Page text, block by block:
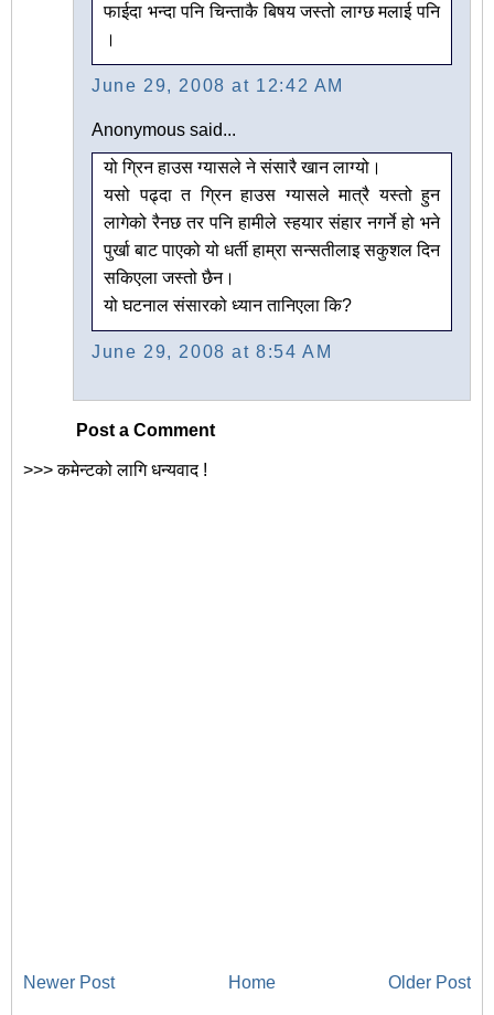
फाईदा भन्दा पनि चिन्ताकै बिषय जस्तो लाग्छ मलाई पनि
।
June 29, 2008 at 12:42 AM
Anonymous said...
यो ग्रिन हाउस ग्यासले ने संसारै खान लाग्यो।
यसो पढ्दा त ग्रिन हाउस ग्यासले मात्रै यस्तो हुन
लागेको रैनछ तर पनि हामीले स्हयार संहार नगर्ने हो भने
पुर्खा बाट पाएको यो धर्ती हाम्रा सन्सतीलाइ सकुशल दिन
सकिएला जस्तो छैन।
यो घटनाल संसारको ध्यान तानिएला कि?
June 29, 2008 at 8:54 AM
Post a Comment
>>> कमेन्टको लागि धन्यवाद !
Newer Post Older Post
Home